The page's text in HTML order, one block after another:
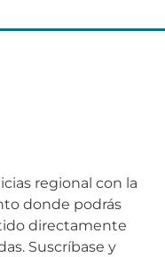
regional con la
donde podrás
directamente
Suscríbase y